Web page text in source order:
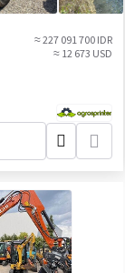
≈ 227 091 700 IDR
≈ 12 673 USD